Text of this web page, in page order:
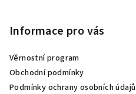
Informace pro vás
Věrnostní program
Obchodní podmínky
Podmínky ochrany osobních údajů